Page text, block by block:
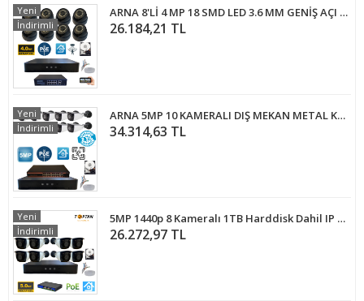
ARNA 8'Lİ 4 MP 18 SMD LED 3.6 MM GENİŞ AÇI 250 GB HDD DAHİL İÇ MEKAN GÜVENLİK KAMERA SETİ - ST482501914
26.184,21 TL
Yeni
İndirimli
ARNA 5MP 10 KAMERALI DIŞ MEKAN METAL KASA 1 TB HDD DAHİL IP GÜVENLİK SETİ - ST5101
34.314,63 TL
Yeni
İndirimli
5MP 1440p 8 Kameralı 1TB Harddisk Dahil IP Poe Güvenlik Kamerası Seti - ST-581TB
26.272,97 TL
Yeni
İndirimli